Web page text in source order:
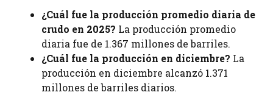
¿Cuál fue la producción promedio diaria de
crudo en 2025? La producción promedio
diaria fue de 1.367 millones de barriles.
¿Cuál fue la producción en diciembre? La
producción en diciembre alcanzó 1.371
millones de barriles diarios.